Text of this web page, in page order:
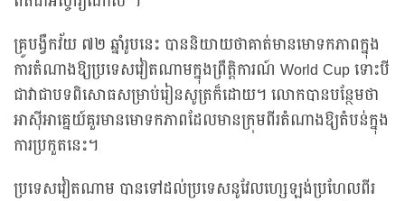
គ្រូបង្វឹកវ័យ ៧២ ឆ្នាំរូបនេះ បាននិយាយថាគាត់មានមោទកភាពក្នុង
ការតំណាងឱ្យប្រទេសវៀតណាមក្នុងព្រឹត្តិការណ៍ World Cup ទោះបី
ជាវាជាបទពិសោធសម្រាប់រៀនសូត្រក៏ដោយ។ លោកបានបន្ថែមថា
អាស៊ីអាគ្នេយ៍គួរមានមោទកភាពដែលមានក្រុមពីរតំណាងឱ្យតំបន់ក្នុង
ការប្រកួតនេះ។
ប្រទេសវៀតណាម បានទៅដល់ប្រទេសនូវែលហ្សេឡង់ប្រហែលពីរ